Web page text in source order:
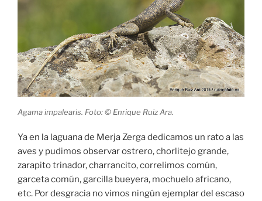
Agama impalearis. Foto: © Enrique Ruiz Ara.
Ya en la laguana de Merja Zerga dedicamos un rato a las
aves y pudimos observar ostrero, chorlitejo grande,
zarapito trinador, charrancito, correlimos común,
garceta común, garcilla bueyera, mochuelo africano,
etc. Por desgracia no vimos ningún ejemplar del escaso